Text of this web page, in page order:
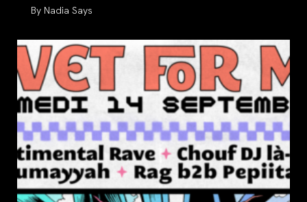
Auteur/autrice
la
publication :
Nadia Says